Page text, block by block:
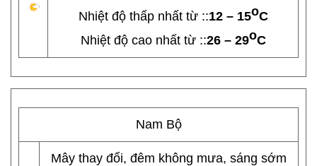
Nhiệt độ thấp nhất từ ::12 – 15oC
Nhiệt độ cao nhất từ ::26 – 29oC
Nam Bộ
Mây thay đổi, đêm không mưa, sáng sớm